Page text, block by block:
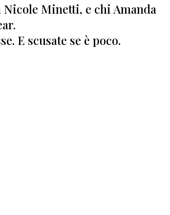
Nicole Minetti, e chi Amanda
E scusate se è poco.